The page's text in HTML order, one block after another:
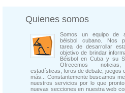
Quienes somos
Somos un equipo de
béisbol cubano. Nos
tarea de desarrollar
objetivo de brindar
Béisbol en Cuba y su
Ofrecemos noticias,
estadísticas, foros de debate, juegos
más... Constantemente buscamos
nuestros servicios por lo que pronto
nuevas secciones en nuestra web